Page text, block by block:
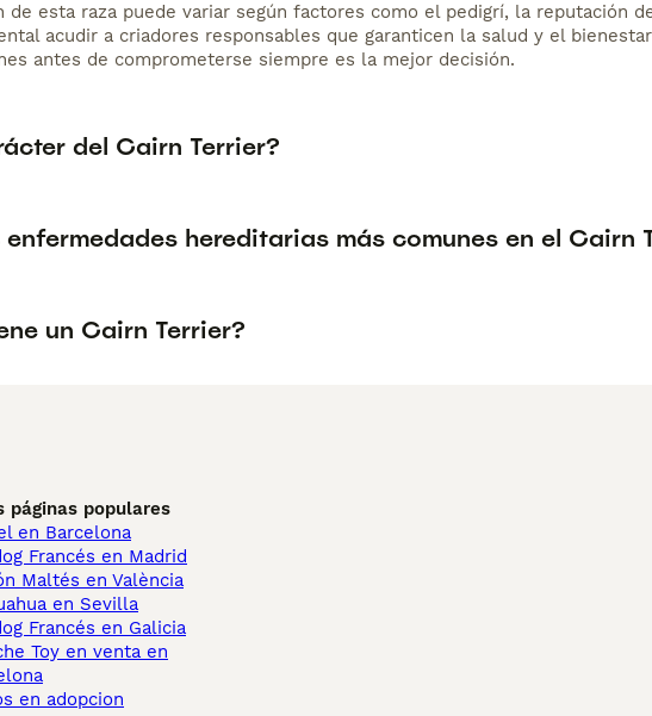
de esta raza puede variar según factores como el pedigrí, la reputación
acudir a criadores responsables que garanticen la salud y el
antes de comprometerse siempre es la mejor decisión.
del Cairn Terrier?
hereditarias más comunes en el Cairn
un Cairn Terrier?
páginas populares
en Barcelona
Francés en Madrid
Maltés en València
en Sevilla
Francés en Galicia
Toy en venta en
en adopcion